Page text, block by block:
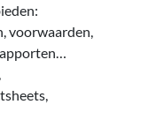
voorwaarden,